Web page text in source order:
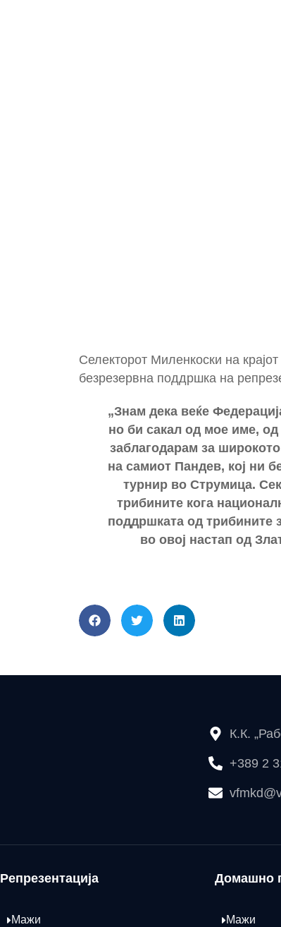
Селекторот Миленкоски на
безрезервна поддршка на
„Знам дека веќе
но би сакал од мое име,
заблагодарам за
на самиот Пандев, кој ни
турнир во Струмица.
трибините кога
поддршката од трибините
во овој настап од
К.К.
+389 2
Репрезентација
Мажи
Домашно
Мажи